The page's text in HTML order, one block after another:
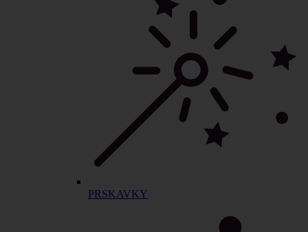
PRSKAVKY